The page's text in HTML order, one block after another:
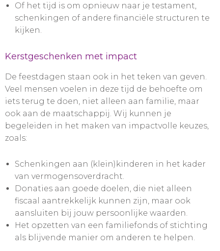
Of het tijd is om opnieuw naar je testament,
schenkingen of andere financiële structuren te
kijken.
Kerstgeschenken met impact
De feestdagen staan ook in het teken van geven.
Veel mensen voelen in deze tijd de behoefte om
iets terug te doen, niet alleen aan familie, maar
ook aan de maatschappij. Wij kunnen je
begeleiden in het maken van impactvolle keuzes,
zoals:
Schenkingen aan (klein)kinderen in het kader
van vermogensoverdracht.
Donaties aan goede doelen, die niet alleen
fiscaal aantrekkelijk kunnen zijn, maar ook
aansluiten bij jouw persoonlijke waarden.
Het opzetten van een familiefonds of stichting
als blijvende manier om anderen te helpen.